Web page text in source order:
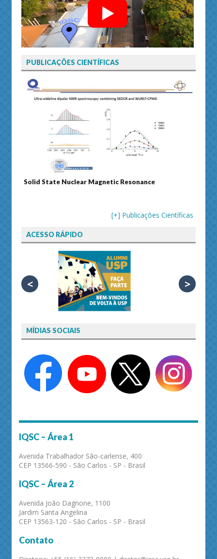
PUBLICAÇÕES CIENTÍFICAS
Solid State Nuclear Magnetic Resonance
[+] Publicações Científicas
ACESSO RÁPIDO
< >
MÍDIAS SOCIAIS
IQSC – Área 1
Avenida Trabalhador São-carlense, 400
CEP 13566-590 - São Carlos - SP - Brasil
IQSC – Área 2
Avenida João Dagnone, 1100
Jardim Santa Angelina
CEP 13563-120 - São Carlos - SP - Brasil
Contato